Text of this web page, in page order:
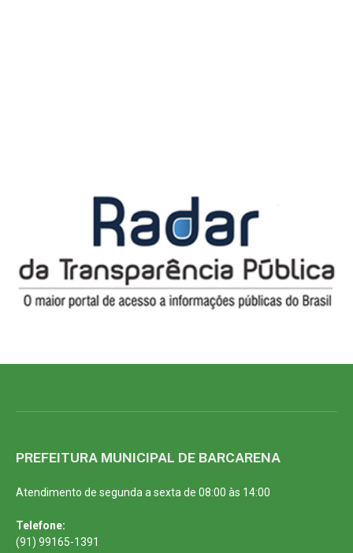
PREFEITURA MUNICIPAL DE BARCARENA
Atendimento de segunda a sexta de 08:00 às 14:00
Telefone:
(91) 99165-1391